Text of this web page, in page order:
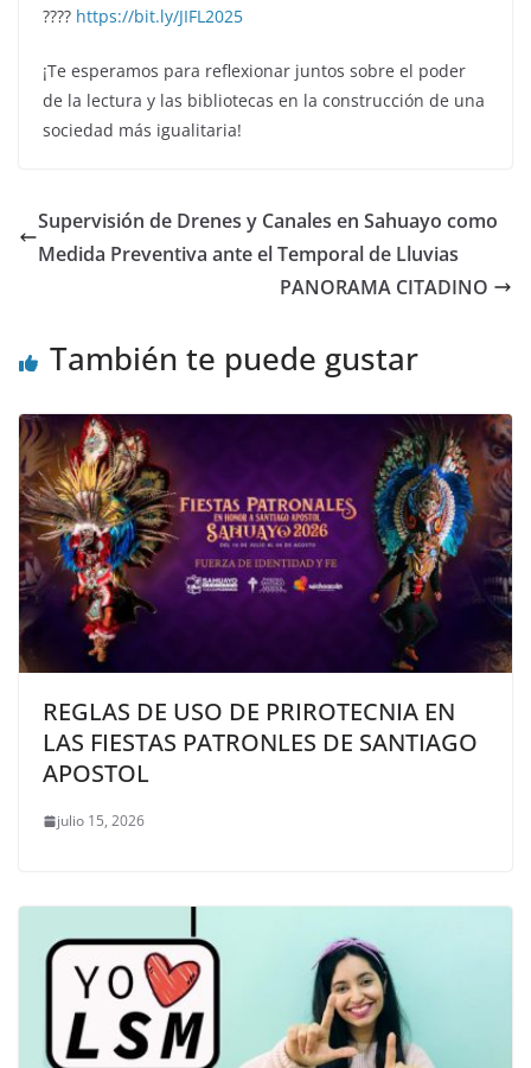
???? https://bit.ly/JIFL2025
¡Te esperamos para reflexionar juntos sobre el poder
de la lectura y las bibliotecas en la construcción de una
sociedad más igualitaria!
Supervisión de Drenes y Canales en Sahuayo como
Medida Preventiva ante el Temporal de Lluvias
PANORAMA CITADINO
También te puede gustar
REGLAS DE USO DE PRIROTECNIA EN
LAS FIESTAS PATRONLES DE SANTIAGO
APOSTOL
julio 15, 2026